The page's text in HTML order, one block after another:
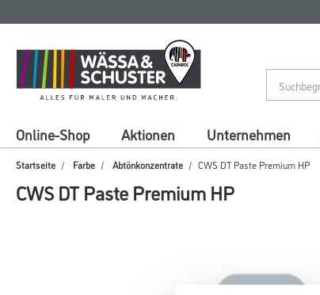
springen
springen
Online-Shop Aktionen Unternehmen
Startseite Farbe Abtönkonzentrate CWS DT Paste Premium HP
CWS DT Paste Premium HP